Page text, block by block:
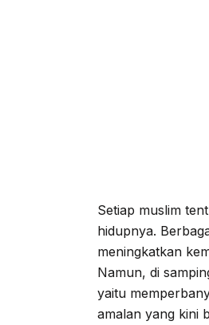
Setiap muslim
hidupnya.
meningkatkan
Namun, di
yaitu
amalan yang kini